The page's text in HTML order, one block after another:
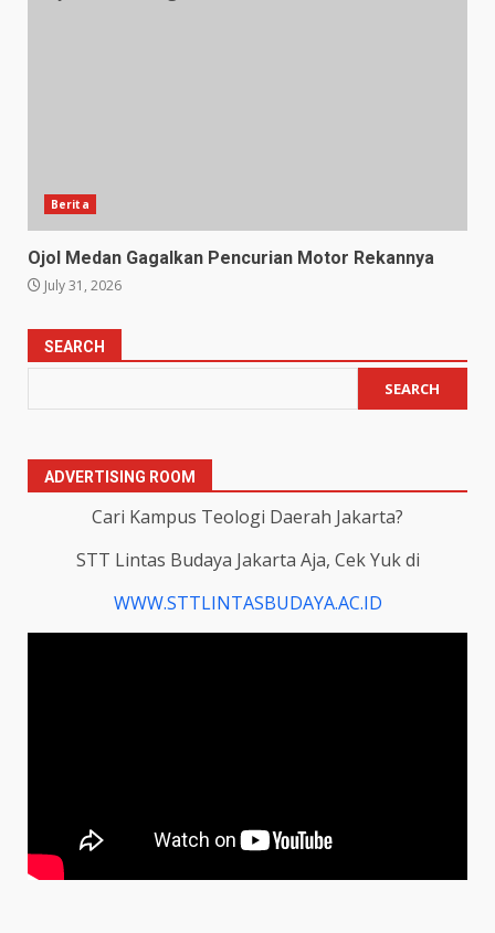
Berita
Ojol Medan Gagalkan Pencurian Motor Rekannya
July 31, 2026
SEARCH
SEARCH
ADVERTISING ROOM
Cari Kampus Teologi Daerah Jakarta?
STT Lintas Budaya Jakarta Aja, Cek Yuk di
WWW.STTLINTASBUDAYA.AC.ID